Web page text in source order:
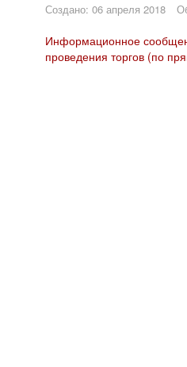
Создано: 06 апреля 2018
Информационное
проведения торгов (по